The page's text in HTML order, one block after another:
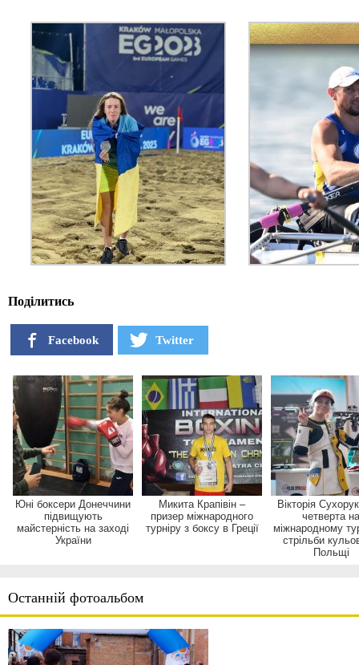
Останній фотоальбом
Поділитись
Facebook Twitter
Юні боксери Донеччини
підвищують
майстерність на заході
України
Микита Крапівін –
призер міжнародного
турніру з боксу в Греції
Вікторія
четверта на
міжнародному
стрільби
Польщі